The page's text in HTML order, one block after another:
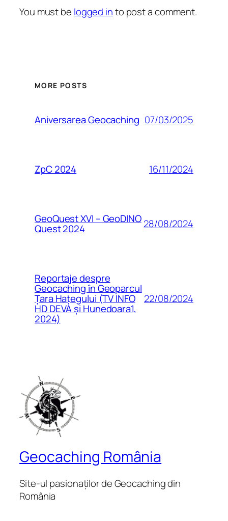
You must be logged into post a comment.
MORE POSTS
Aniversarea Geocaching 07/03/2025
ZpC 2024 16/11/2024
GeoQuest XVI – GeoDINO
Quest 2024 28/08/2024
Reportaje despre
Geocaching în Geoparcul
Țara Hațegului (TV INFO
HD DEVA și Hunedoara1,
2024)
22/08/2024
Geocaching România
Site-ul pasionaților de Geocaching din
România